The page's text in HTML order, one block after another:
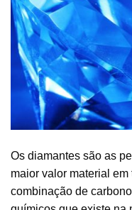
Os diamantes são as
maior valor material
combinação de